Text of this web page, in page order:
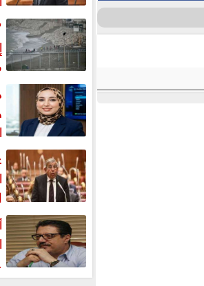
إشكالية
المواطن...
المغرب...
في الطعن على...
البديل العملي